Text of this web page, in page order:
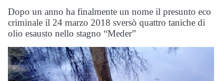
Dopo un anno ha finalmente un nome il presunto eco
criminale il 24 marzo 2018 sversò quattro taniche di
olio esausto nello stagno “Meder”